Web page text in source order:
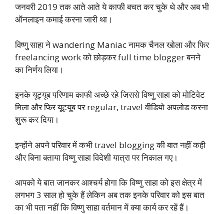
जनवरी 2019 तक आते आते ये काफी बचत कर चुके थे और अब भी
ऑनलाइन कमाई करना जारी था।
विष्णु साहा ने wandering Maniac नामक चैनल खोला और फिर
freelancing work को छोड़कर full time blogger बनने
का निर्णय लिया।
इनके यूट्यूब परिणाम काफी अच्छे रहे जिससे विष्णु साहा को मोटिवेट
मिला और फिर यूट्यूब पर regular, travel वीडियो अपलोड करना
शुरू कर दिया।
इन्होंने अपने परिवार में कभी travel blogging की बात नहीं कही
और बिना बताया विष्णु साहा विदेशी यात्रा पर निकाल गए।
आपको ये बात जानकर आश्चर्य होगा कि विष्णु साहा को इस क्षेत्र में
लगभग 3 साल हो चुके हैं लेकिन अब तक इनके परिवार को इस बात
का भी पता नहीं कि विष्णु साहा वर्तमान में क्या कार्य कर रहें हैं।